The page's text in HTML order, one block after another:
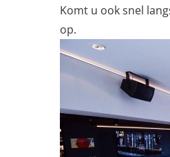
Komt u ook snel
op.